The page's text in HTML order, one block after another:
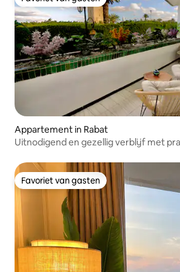
Favoriet van gasten
Appartement in Rabat
Uitnodigend en gezellig verblijf met
Favoriet van gasten
Favoriet van gasten